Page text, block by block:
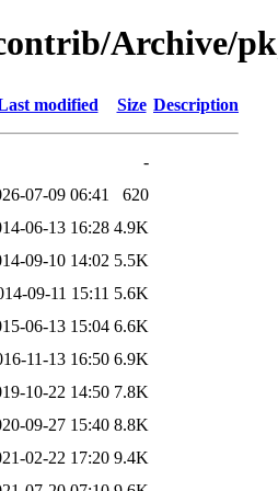
Archive/
modified Size Description
-
07-09 06:41
620
06-13 16:28 4.9K
09-10 14:02 5.5K
09-11 15:11 5.6K
06-13 15:04 6.6K
11-13 16:50 6.9K
10-22 14:50 7.8K
09-27 15:40 8.8K
02-22 17:20 9.4K